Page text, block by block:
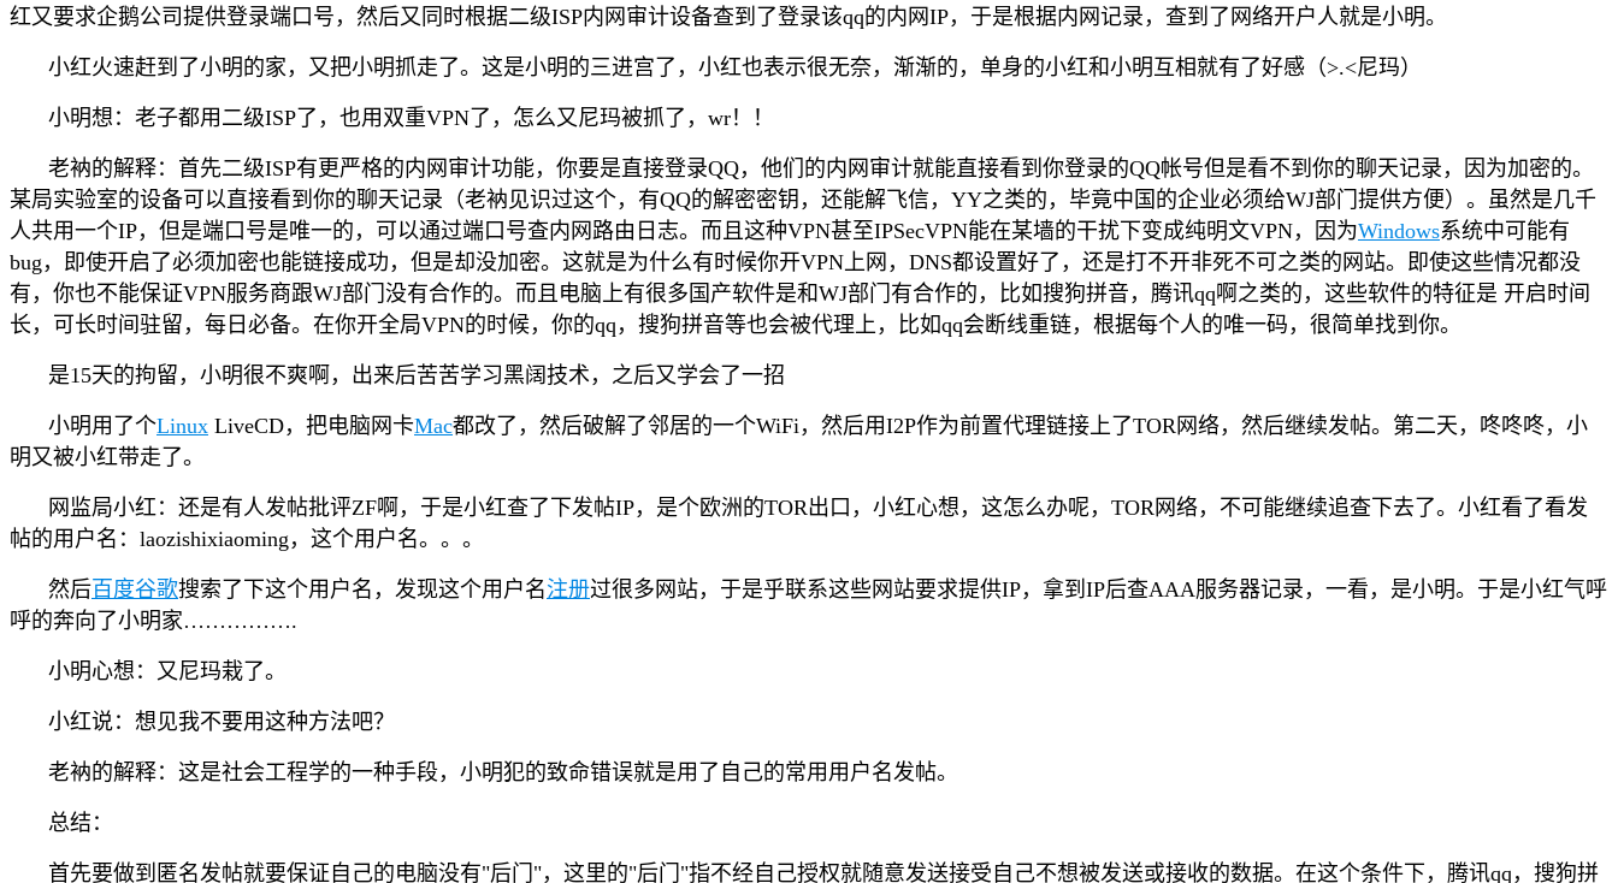
红又要求企鹅公司提供登录端口号，然后又同时根据二级ISP内网审计设备查到了登录该qq的内网IP，于是根据内网记录，查到了网络开户人就是小明。
小红火速赶到了小明的家，又把小明抓走了。这是小明的三进宫了，小红也表示很无奈，渐渐的，单身的小红和小明互相就有了好感（>.<尼玛）
小明想：老子都用二级ISP了，也用双重VPN了，怎么又尼玛被抓了，wr！！
老衲的解释：首先二级ISP有更严格的内网审计功能，你要是直接登录QQ，他们的内网审计就能直接看到你登录的QQ帐号但是看不到你的聊天记录，因为加密的。
某局实验室的设备可以直接看到你的聊天记录（老衲见识过这个，有QQ的解密密钥，还能解飞信，YY之类的，毕竟中国的企业必须给WJ部门提供方便）。虽然是几千
人共用一个IP，但是端口号是唯一的，可以通过端口号查内网路由日志。而且这种VPN甚至IPSecVPN能在某墙的干扰下变成纯明文VPN，因为Windows系统中可能有
bug，即使开启了必须加密也能链接成功，但是却没加密。这就是为什么有时候你开VPN上网，DNS都设置好了，还是打不开非死不可之类的网站。即使这些情况都没
有，你也不能保证VPN服务商跟WJ部门没有合作的。而且电脑上有很多国产软件是和WJ部门有合作的，比如搜狗拼音，腾讯qq啊之类的，这些软件的特征是 开启时间
长，可长时间驻留，每日必备。在你开全局VPN的时候，你的qq，搜狗拼音等也会被代理上，比如qq会断线重链，根据每个人的唯一码，很简单找到你。
是15天的拘留，小明很不爽啊，出来后苦苦学习黑阔技术，之后又学会了一招
小明用了个Linux LiveCD，把电脑网卡Mac都改了，然后破解了邻居的一个WiFi，然后用I2P作为前置代理链接上了TOR网络，然后继续发帖。第二天，咚咚咚，小
明又被小红带走了。
网监局小红：还是有人发帖批评ZF啊，于是小红查了下发帖IP，是个欧洲的TOR出口，小红心想，这怎么办呢，TOR网络，不可能继续追查下去了。小红看了看发
帖的用户名：laozishixiaoming，这个用户名。。。
然后百度谷歌搜索了下这个用户名，发现这个用户名注册过很多网站，于是乎联系这些网站要求提供IP，拿到IP后查AAA服务器记录，一看，是小明。于是小红气呼
呼的奔向了小明家…………….
小明心想：又尼玛栽了。
小红说：想见我不要用这种方法吧？
老衲的解释：这是社会工程学的一种手段，小明犯的致命错误就是用了自己的常用用户名发帖。
总结：
首先要做到匿名发帖就要保证自己的电脑没有"后门"，这里的"后门"指不经自己授权就随意发送接受自己不想被发送或接收的数据。在这个条件下，腾讯qq，搜狗拼